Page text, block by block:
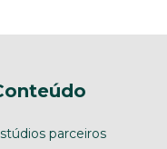
parceiros